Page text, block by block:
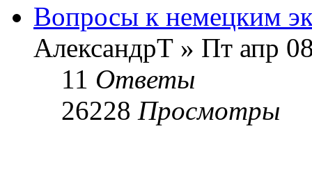
Вопросы к немецким
АлександрТ » Пт апр
11 Ответы
26228 Просмотры